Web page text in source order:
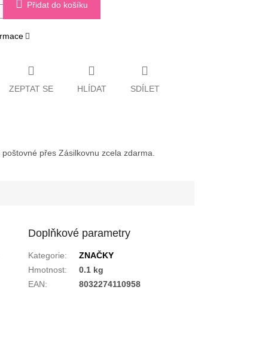
Přidat do košíku
ZEPTAT SE HLÍDAT SDÍLET
přes Zásilkovnu zcela zdarma.
Doplňkové parametry
Kategorie:
ZNAČKY
Hmotnost:
0.1 kg
EAN: 8032274110958